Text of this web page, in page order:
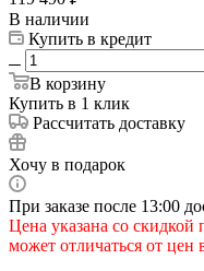
В наличии
Купить в кредит
В корзину
Купить в 1 клик
Рассчитать доставку
Хочу в подарок
При заказе после 13:00
Цена указана со скидкой
может отличаться от цен